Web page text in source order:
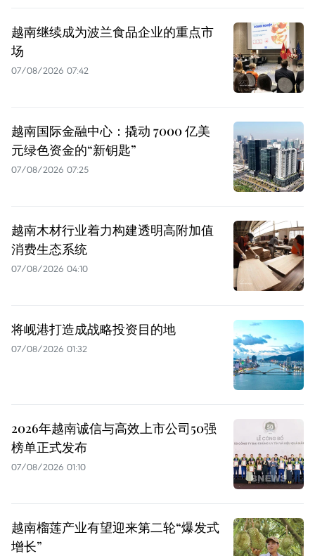
越南继续成为波兰食品企业的重点市
场
07/08/2026 07:42
越南国际金融中心：撬动 7000 亿美
元绿色资金的“新钥匙”
07/08/2026 07:25
越南木材行业着力构建透明高附加值
消费生态系统
07/08/2026 04:10
将岘港打造成战略投资目的地
07/08/2026 01:32
2026年越南诚信与高效上市公司50强
榜单正式发布
07/08/2026 01:10
越南榴莲产业有望迎来第二轮“爆发式
增长”